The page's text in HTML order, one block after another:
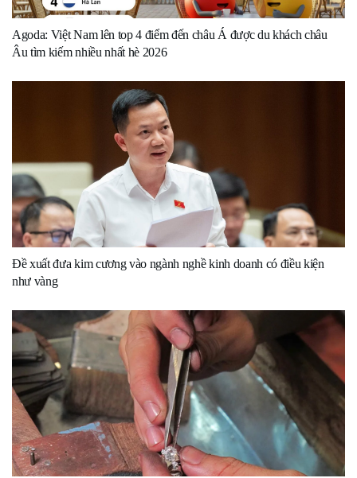
Agoda: Việt Nam lên top 4 điểm đến châu Á được du khách châu
Âu tìm kiếm nhiều nhất hè 2026
Đề xuất đưa kim cương vào ngành nghề kinh doanh có điều kiện
như vàng